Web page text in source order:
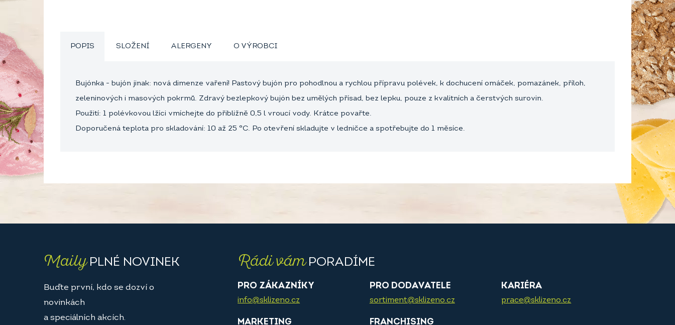
POPIS SLOŽENÍ ALERGENY O VÝROBCI
Bujónka - bujón jinak: nová dimenze vaření! Pastový bujón pro pohodlnou a rychlou přípravu polévek, k dochucení omáček, pomazánek, příloh,
zeleninových i masových pokrmů. Zdravý bezlepkový bujón bez umělých přísad, bez lepku, pouze z kvalitních a čerstvých surovin.
Použití: 1 polévkovou lžíci vmíchejte do přibližně 0,5 l vroucí vody. Krátce povařte.
Doporučená teplota pro skladování: 10 až 25 °C. Po otevření skladujte v ledničce a spotřebujte do 1 měsíce.
MailyPLNÉ NOVINEK
Buďte první, kdo se dozví o
novinkách
a speciálních akcích.
Rádi vámPORADÍME
PRO ZÁKAZNÍKY
info@sklizeno.cz
PRO DODAVATELE
sortiment@sklizeno.cz
KARIÉRA
prace@sklizeno.cz
MARKETING FRANCHISING